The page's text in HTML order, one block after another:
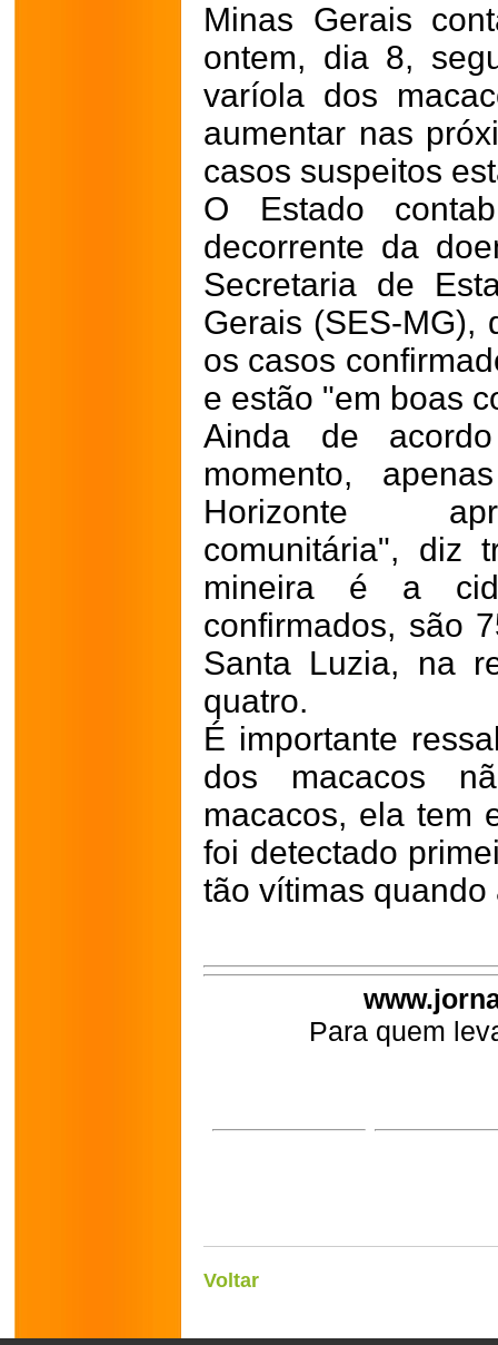
Minas Gerais
ontem, dia 8,
varíola dos
aumentar nas
casos suspeitos
O Estado
decorrente da
Secretaria de
Gerais (SES-MG),
os casos
e estão "em boas
Ainda de
momento,
Horizonte
comunitária", diz
mineira é a
confirmados, são
Santa Luzia, na
quatro.
É importante
dos macacos
macacos, ela tem
foi detectado
tão vítimas quando
Para quem
Voltar